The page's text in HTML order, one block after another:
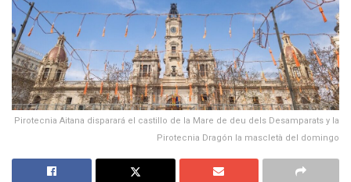
Pirotecnia Aitana disparará el castillo de la Mare de deu dels Desamparats y la
Pirotecnia Dragón la mascletà del domingo